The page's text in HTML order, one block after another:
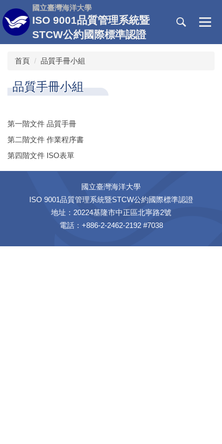
跳
到
主
國立臺灣海洋大學
ISO 9001品質管理系統暨
STCW公約國際標準認證
首頁 品質手冊小組
品質手冊小組
第一階文件 品質手冊
第二階文件 作業程序書
第四階文件 ISO表單
國立臺灣海洋大學
ISO 9001品質管理系統暨STCW公約國際標準認證
地址：20224基隆市中正區北寧路2號
電話：+886-2-2462-2192 #7038